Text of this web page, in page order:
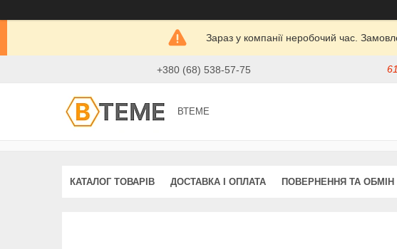
Зараз у компанії неробочий час.
+380 (68) 538-57-75
ВТЕМЕ
КАТАЛОГ ТОВАРІВ ДОСТАВКА І ОПЛАТА ПОВЕРНЕННЯ ТА ОБМІН